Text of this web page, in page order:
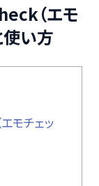
（エモ
使い方
モチェッ